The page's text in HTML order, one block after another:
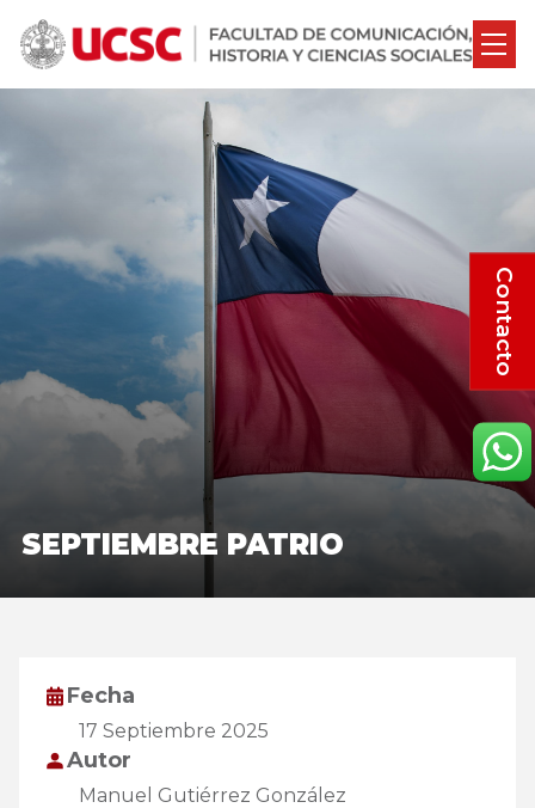
SEPTIEMBRE PATRIO
Fecha
17 Septiembre 2025
Autor
Manuel Gutiérrez González
Contacto